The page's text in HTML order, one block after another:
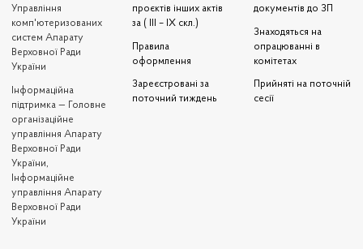
Управління
комп'ютеризованих
систем Апарату
Верховної Ради
України
Iнформаційна
підтримка — Головне
організаційне
управління Апарату
Верховної Ради
України,
Інформаційне
управління Апарату
Верховної Ради
України
проєктів інших актів
за ( III – IX скл.)
Правила
оформлення
Зареєстровані за
поточний тиждень
документів до ЗП
Знаходяться на
опрацюванні в
комітетах
Прийняті на поточній
сесії